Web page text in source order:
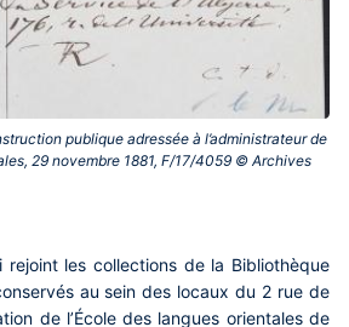
publique adressée à l’administrateur de
29 novembre 1881, F/17/4059 © Archives
rejoint les collections de la Bibliothèque
au sein des locaux du 2 rue de
de l’École des langues orientales de